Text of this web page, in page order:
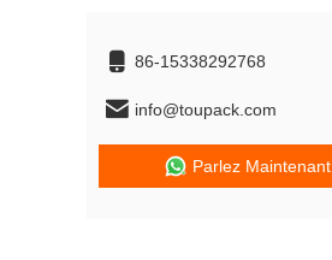
86-15338292768
info@toupack.com
Parlez Maintenant.